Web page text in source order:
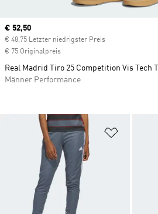
Zur
Current price
€ 52,50
€ 48,75 Letzter niedrigster Preis
€ 75 Originalpreis
Real Madrid Tiro 25 Competition Vis Tech
Männer Performance